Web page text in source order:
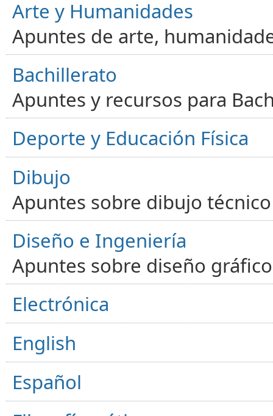
Arte y Humanidades
Apuntes de arte,
Bachillerato
Apuntes y recursos para
Deporte y Educación Física
Dibujo
Apuntes sobre dibujo
Diseño e Ingeniería
Apuntes sobre diseño
Electrónica
English
Español